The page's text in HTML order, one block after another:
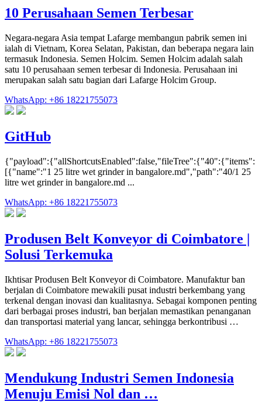
10 Perusahaan Semen Terbesar
Negara-negara Asia tempat Lafarge membangun pabrik semen ini
ialah di Vietnam, Korea Selatan, Pakistan, dan beberapa negara lain
termasuk Indonesia. Semen Holcim. Semen Holcim adalah salah
satu 10 perusahaan semen terbesar di Indonesia. Perusahaan ini
merupakan salah satu bagian dari Lafarge Holcim Group.
WhatsApp: +86 18221755073
GitHub
{"payload":{"allShortcutsEnabled":false,"fileTree":{"40":{"items":
[{"name":"1 25 litre wet grinder in bangalore.md","path":"40/1 25
litre wet grinder in bangalore.md ...
WhatsApp: +86 18221755073
Produsen Belt Konveyor di Coimbatore |
Solusi Terkemuka
Ikhtisar Produsen Belt Konveyor di Coimbatore. Manufaktur ban
berjalan di Coimbatore mewakili pusat industri berkembang yang
terkenal dengan inovasi dan kualitasnya. Sebagai komponen penting
dari berbagai proses industri, ban berjalan memastikan penanganan
dan transportasi material yang lancar, sehingga berkontribusi …
WhatsApp: +86 18221755073
Mendukung Industri Semen Indonesia
Menuju Emisi Nol dan …